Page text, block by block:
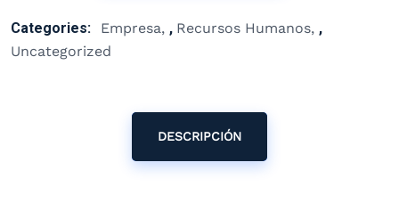
Categories: Empresa , Recursos Humanos ,
Uncategorized
DESCRIPCIÓN